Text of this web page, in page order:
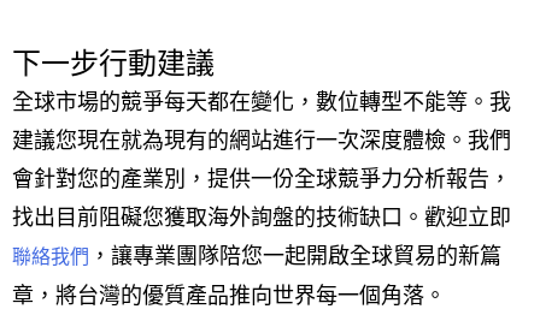
下一步行動建議
全球市場的競爭每天都在變化，數位轉型不能等。我
建議您現在就為現有的網站進行一次深度體檢。我們
會針對您的產業別，提供一份全球競爭力分析報告，
找出目前阻礙您獲取海外詢盤的技術缺口。歡迎立即
聯絡我們 ，讓專業團隊陪您一起開啟全球貿易的新篇
章，將台灣的優質產品推向世界每一個角落。